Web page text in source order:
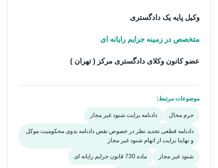
وکیل پایه یک دادگستری
متخصص در زمینه جرایم رایانه ای
عضو کانون وکلای دادگستری مرکز ( تهران )
موضوعات مرتبط:
جرم محال دادنامه برایت شنود غیر مجاز
دادنامه قطعی تجدید نظر در خصوص نقض دادنامه بدوی محکومیت موکل
و نهایتا برایت از اتهام شنود غیر مجاز
شنود غیر مجاز ماده 730 قانون جرایم رایانه ای